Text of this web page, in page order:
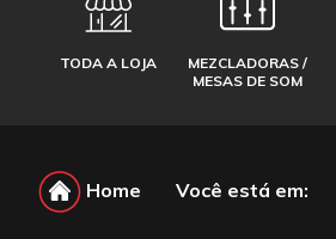
TODA A LOJA
MEZCLADORAS /
MESAS DE SOM
Home Você está em: